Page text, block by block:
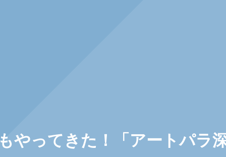
やってきた！「アートパラ